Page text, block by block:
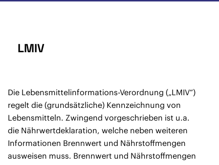
LMIV
Die Lebensmittelinformations-Verordnung („LMIV“)
regelt die (grundsätzliche) Kennzeichnung von
Lebensmitteln. Zwingend vorgeschrieben ist u.a.
die Nährwertdeklaration, welche neben weiteren
Informationen Brennwert und Nährstoffmengen
ausweisen muss. Brennwert und Nährstoffmengen